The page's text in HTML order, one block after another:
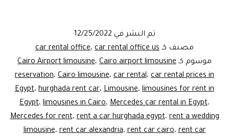
–
Cairo
تم النشر في 12/25/2022
مصنف كـ
car rental office، car rental office us
موسوم كـ
Cairo Airport limousine، Cairo airport limousine
reservation، Cairo limousine، car rental، car rental prices in
Egypt، hurghada rent car، Limousine، limousines for rent in
Egypt، limousines in Cairo، Mercedes car rental in Egypt،
Mercedes for rent،rent a car hurghada egypt،rent a wedding
limousine،rent car alexandria،rent car cairo،rent car